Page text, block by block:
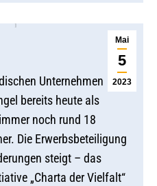
Mai
5
2023
Unternehmen
bereits heute als
noch rund 18
Die Erwerbsbeteiligung
steigt – das
„Charta der Vielfalt“